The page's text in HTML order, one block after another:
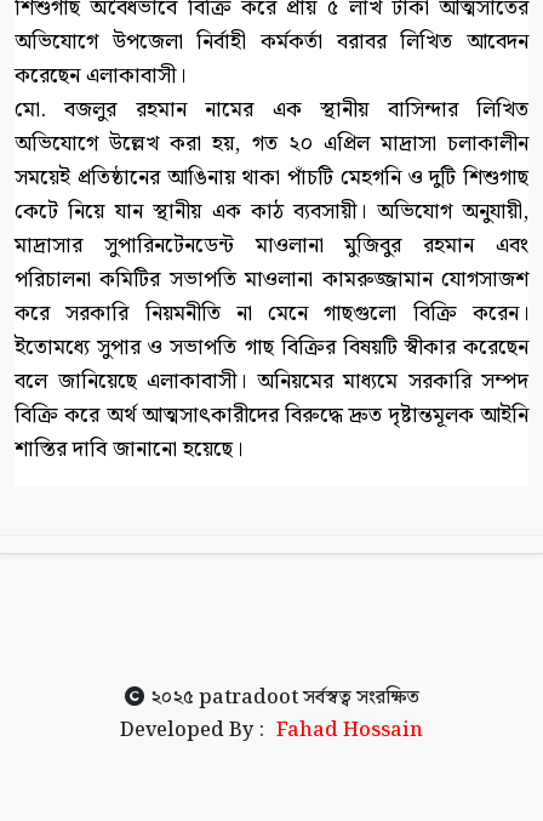
শিশুগাছ অবৈধভাবে বিক্রি করে প্রায় ৫ লাখ টাকা আত্মসাতের
অভিযোগে উপজেলা নির্বাহী কর্মকর্তা বরাবর লিখিত আবেদন
করেছেন এলাকাবাসী।
মো. বজলুর রহমান নামের এক স্থানীয় বাসিন্দার লিখিত
অভিযোগে উল্লেখ করা হয়, গত ২০ এপ্রিল মাদ্রাসা চলাকালীন
সময়েই প্রতিষ্ঠানের আঙিনায় থাকা পাঁচটি মেহগনি ও দুটি শিশুগাছ
কেটে নিয়ে যান স্থানীয় এক কাঠ ব্যবসায়ী। অভিযোগ অনুযায়ী,
মাদ্রাসার সুপারিনটেনডেন্ট মাওলানা মুজিবুর রহমান এবং
পরিচালনা কমিটির সভাপতি মাওলানা কামরুজ্জামান যোগসাজশ
করে সরকারি নিয়মনীতি না মেনে গাছগুলো বিক্রি করেন।
ইতোমধ্যে সুপার ও সভাপতি গাছ বিক্রির বিষয়টি স্বীকার করেছেন
বলে জানিয়েছে এলাকাবাসী। অনিয়মের মাধ্যমে সরকারি সম্পদ
বিক্রি করে অর্থ আত্মসাৎকারীদের বিরুদ্ধে দ্রুত দৃষ্টান্তমূলক আইনি
শাস্তির দাবি জানানো হয়েছে।
২০২৫ patradootসর্বস্বত্ব সংরক্ষিত
Developed By : Fahad Hossain